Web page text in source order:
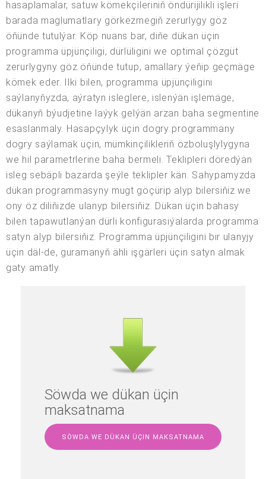
hasaplamalar, satuw kömekçileriniň öndürijilikli işleri
barada maglumatlary görkezmegiň zerurlygy göz
öňünde tutulýar. Köp nuans bar, diňe dükan üçin
programma üpjünçiligi, dürlüligini we optimal çözgüt
zerurlygyny göz öňünde tutup, amallary ýeňip geçmäge
kömek eder. Ilki bilen, programma üpjünçiligini
saýlanyňyzda, aýratyn isleglere, islenýän işlemäge,
dükanyň býudjetine laýyk gelýän arzan baha segmentine
esaslanmaly. Hasapçylyk üçin dogry programmany
dogry saýlamak üçin, mümkinçilikleriň özboluşlylygyna
we hil parametrlerine baha bermeli. Teklipleri döredýän
isleg sebäpli bazarda şeýle teklipler kän. Sahypamyzda
dükan programmasyny mugt göçürip alyp bilersiňiz we
ony öz diliňizde ulanyp bilersiňiz. Dükan üçin bahasy
bilen tapawutlanýan dürli konfigurasiýalarda programma
satyn alyp bilersiňiz. Programma üpjünçiligini bir ulanyjy
üçin däl-de, guramanyň ähli işgärleri üçin satyn almak
gaty amatly.
Söwda we dükan üçin
maksatnama
SÖWDA WE DÜKAN ÜÇIN MAKSATNAMA